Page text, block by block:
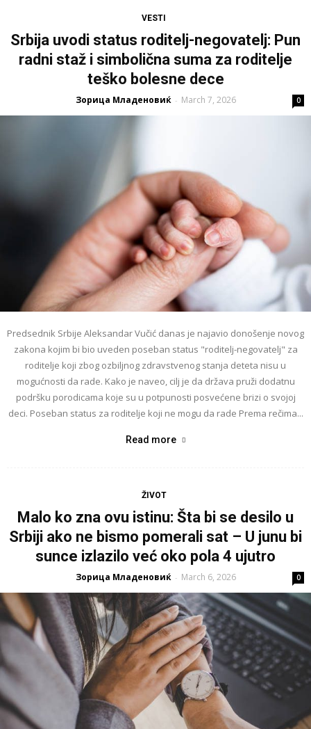
VESTI
Srbija uvodi status roditelj-negovatelj: Pun
radni staž i simbolična suma za roditelje
teško bolesne dece
Зорица Младеновиќ - March 7, 2026 0
Predsednik Srbije Aleksandar Vučić danas je najavio donošenje novog
zakona kojim bi bio uveden poseban status "roditelj-negovatelj" za
roditelje koji zbog ozbiljnog zdravstvenog stanja deteta nisu u
mogućnosti da rade. Kako je naveo, cilj je da država pruži dodatnu
podršku porodicama koje su u potpunosti posvećene brizi o svojoj
deci. Poseban status za roditelje koji ne mogu da rade Prema rečima...
Read more
ŽIVOT
Malo ko zna ovu istinu: Šta bi se desilo u
Srbiji ako ne bismo pomerali sat – U junu bi
sunce izlazilo već oko pola 4 ujutro
Зорица Младеновиќ - March 6, 2026 0